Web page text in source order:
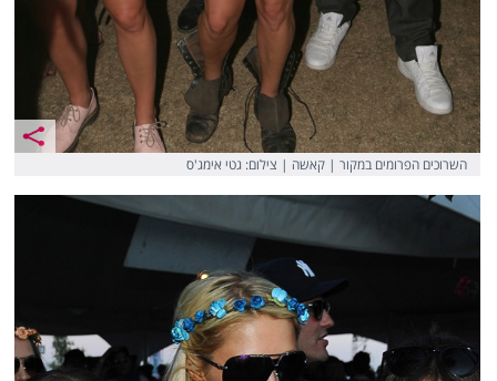
השרוכים הפרומים במקור | קאשה | צילום: גטי אימג'ס